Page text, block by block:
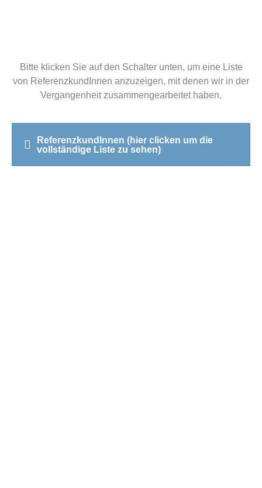
Bitte klicken Sie auf den Schalter unten, um eine Liste
von ReferenzkundInnen anzuzeigen, mit denen wir in der
Vergangenheit zusammengearbeitet haben.
ReferenzkundInnen (hier clicken um die
vollständige Liste zu sehen)